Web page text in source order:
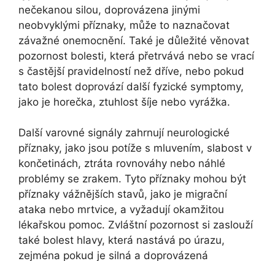
nečekanou silou, doprovázena jinými
neobvyklými příznaky, může to naznačovat
závažné onemocnění. Také je důležité věnovat
pozornost bolesti, která přetrvává nebo se vrací
s častější pravidelností než dříve, nebo pokud
tato bolest doprovází další fyzické symptomy,
jako je horečka, ztuhlost šíje nebo vyrážka.
Další varovné signály zahrnují neurologické
příznaky, jako jsou potíže s mluvením, slabost v
končetinách, ztráta rovnováhy nebo náhlé
problémy se zrakem. Tyto příznaky mohou být
příznaky vážnějších stavů, jako je migrační
ataka nebo mrtvice, a vyžadují okamžitou
lékařskou pomoc. Zvláštní pozornost si zaslouží
také bolest hlavy, která nastává po úrazu,
zejména pokud je silná a doprovázená